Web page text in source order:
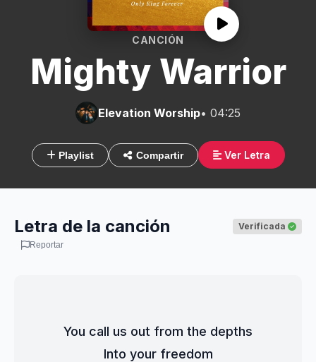
CANCIÓN
Mighty Warrior
Elevation Worship• 04:25
Playlist Compartir Ver Letra
Letra de la canción Verificada
Reportar
You call us out from the depths
Into your freedom